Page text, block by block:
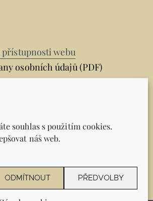
souhlas s použitím cookies.
náš web.
ODMÍTNOUT PŘEDVOLBY
webu
osobních údajů (PDF)